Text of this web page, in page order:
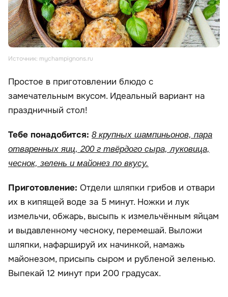
Источник: mychampignons.ru
Простое в приготовлении блюдо с
замечательным вкусом. Идеальный вариант на
праздничный стол!
Тебе понадобится: 8 крупных шампиньонов, пара
отваренных яиц, 200 г твёрдого сыра, луковица,
чеснок, зелень и майонез по вкусу.
Приготовление: Отдели шляпки грибов и отвари
их в кипящей воде за 5 минут. Ножки и лук
измельчи, обжарь, высыпь к измельчённым яйцам
и выдавленному чесноку, перемешай. Выложи
шляпки, нафаршируй их начинкой, намажь
майонезом, присыпь сыром и рубленой зеленью.
Выпекай 12 минут при 200 градусах.